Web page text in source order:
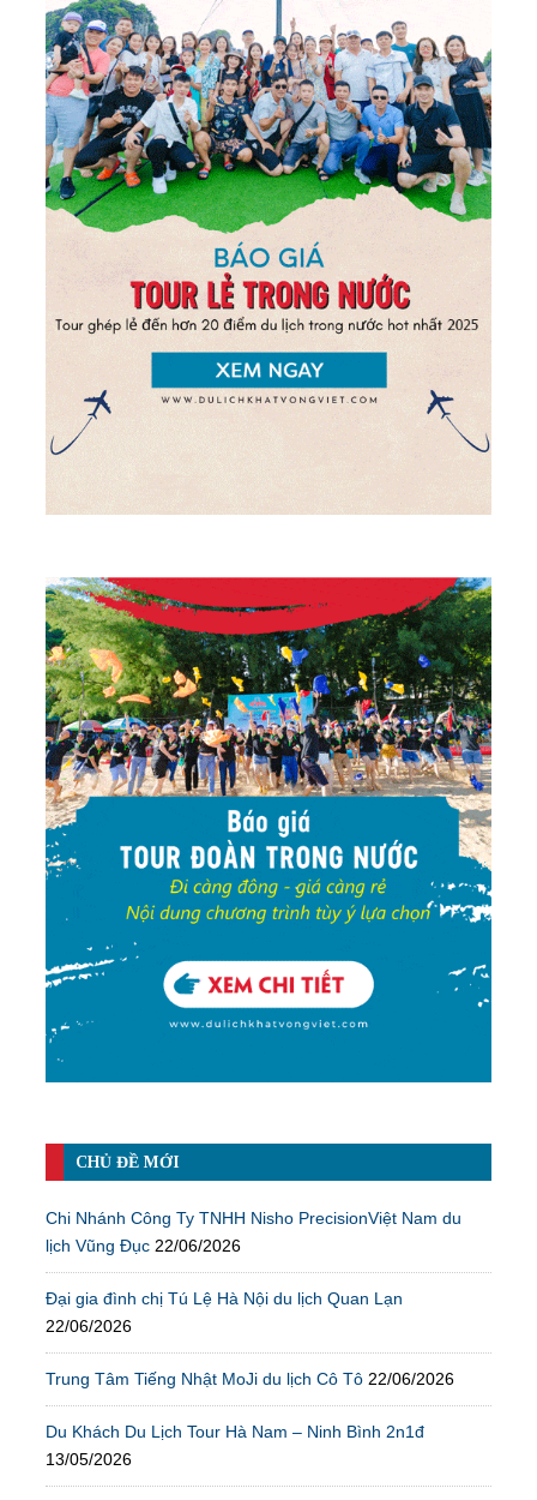
CHỦ ĐỀ MỚI
Chi Nhánh Công Ty TNHH Nisho PrecisionViệt Nam du
lịch Vũng Đục 22/06/2026
Đại gia đình chị Tú Lệ Hà Nội du lịch Quan Lạn
22/06/2026
Trung Tâm Tiếng Nhật MoJi du lịch Cô Tô 22/06/2026
Du Khách Du Lịch Tour Hà Nam – Ninh Bình 2n1đ
13/05/2026